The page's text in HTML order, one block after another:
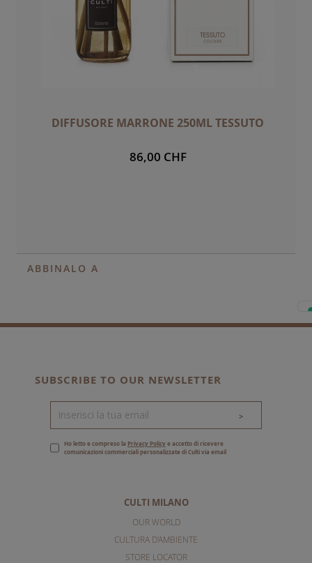
DIFFUSORE MARRONE 250ML TESSUTO
86,00 CHF
ABBINALO A
CULTI MILANO
OUR WORLD
CULTURA D'AMBIENTE
STORE LOCATOR
SUBSCRIBE TO OUR NEWSLETTER
>
Ho letto e compreso la Privacy Policye accetto di ricevere
comunicazioni commerciali personalizzate di Culti via email